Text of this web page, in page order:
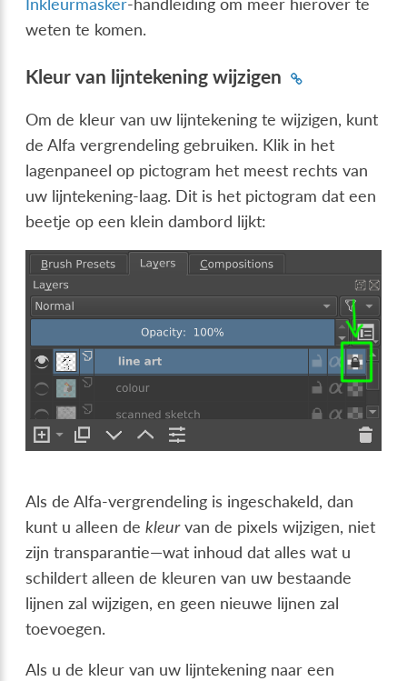
Inkleurmasker-handleiding om meer hierover te
weten te komen.
Kleur van lijntekening wijzigen
Om de kleur van uw lijntekening te wijzigen, kunt
de Alfa vergrendeling gebruiken. Klik in het
lagenpaneel op pictogram het meest rechts van
uw lijntekening-laag. Dit is het pictogram dat een
beetje op een klein dambord lijkt:
Als de Alfa-vergrendeling is ingeschakeld, dan
kunt u alleen dekleurvan de pixels wijzigen, niet
zijn transparantie—wat inhoud dat alles wat u
schildert alleen de kleuren van uw bestaande
lijnen zal wijzigen, en geen nieuwe lijnen zal
toevoegen.
Als u de kleur van uw lijntekening naar een